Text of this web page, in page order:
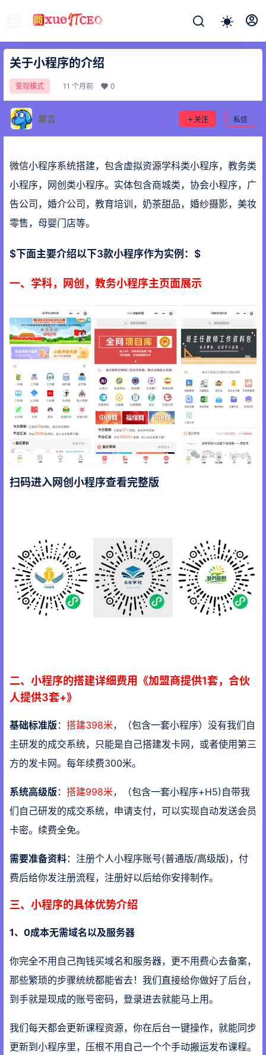
关于小程序的介绍
变现模式 11 个月前 0
無言 关注 私信
微信小程序系统搭建，包含虚拟资源学科类小程序，教务类
小程序，网创类小程序。实体包含商城类，协会小程序，广
告公司，婚介公司，教育培训，奶茶甜品，婚纱摄影，美妆
零售，母婴门店等。
$下面主要介绍以下3款小程序作为实例：$
一、学科，网创，教务小程序主页面展示
扫码进入网创小程序查看完整版
二、小程序的搭建详细费用《加盟商提供1套，合伙
人提供3套+》
基础标准版： 搭建398米，（包含一套小程序）没有我们自
主研发的成交系统，只能是自己搭建发卡网，或者使用第三
方的发卡网。每年续费300米。
系统高级版： 搭建998米，（包含一套小程序+H5)自带我
们自己研发的成交系统，申请支付，可以实现自动发送会员
卡密。续费全免。
需要准备资料：注册个人小程序账号(普通版/高级版)，付
费后给你发注册流程，注册好以后给你安排制作。
三、小程序的具体优势介绍
1、0成本无需域名以及服务器
你完全不用自己掏钱买域名和服务器，更不用费心去备案，
那些繁琐的步骤统统都能省去！我们直接给你做好了后台，
到手就是现成的账号密码，登录进去就能马上用。
我们每天都会更新课程资源，你在后台一键操作，就能同步
更新到小程序里，压根不用自己一个个手动搬运发布课程。